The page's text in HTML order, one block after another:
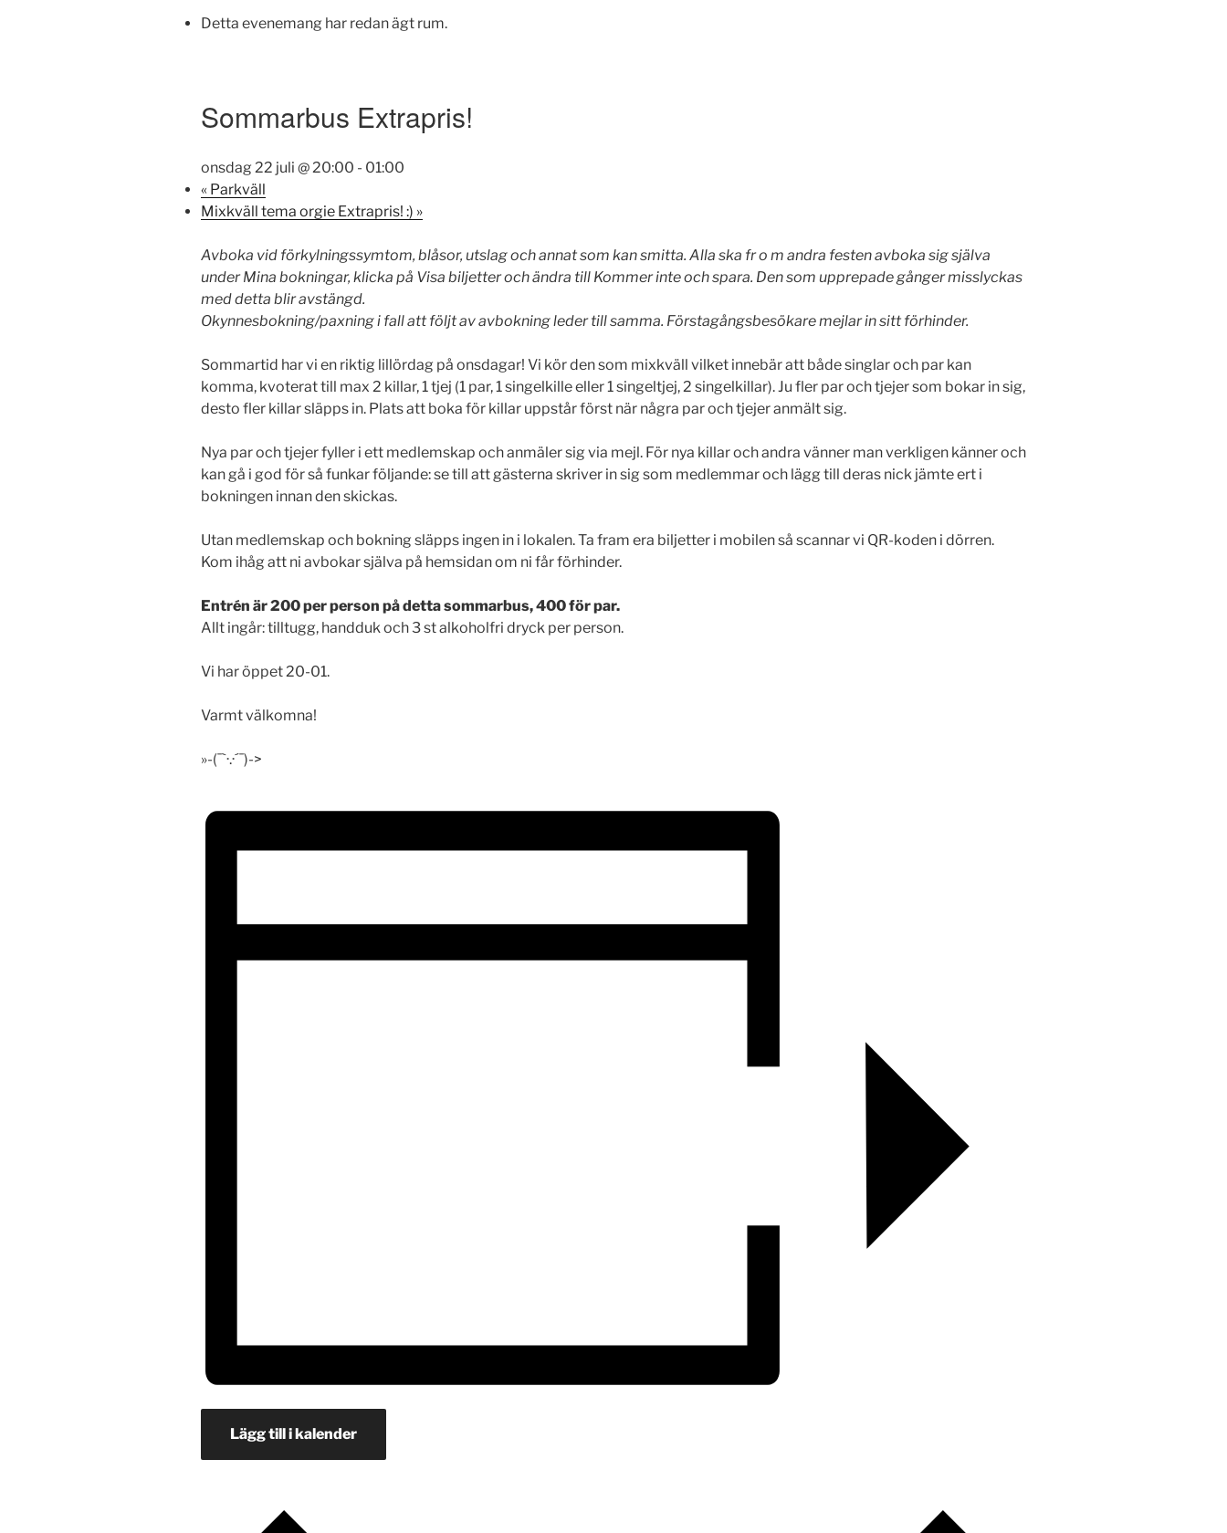
Detta evenemang har redan ägt rum.
Sommarbus Extrapris!
onsdag 22 juli @ 20:00 - 01:00
« Parkväll
Mixkväll tema orgie Extrapris! :) »
Avboka vid förkylningssymtom, blåsor, utslag och annat som kan smitta. Alla ska fr o m andra festen avboka sig själva
under Mina bokningar, klicka på Visa biljetter och ändra till Kommer inte och spara. Den som upprepade gånger misslyckas
med detta blir avstängd.
Okynnesbokning/paxning i fall att följt av avbokning leder till samma. Förstagångsbesökare mejlar in sitt förhinder.
Sommartid har vi en riktig lillördag på onsdagar! Vi kör den som mixkväll vilket innebär att både singlar och par kan
komma, kvoterat till max 2 killar, 1 tjej (1 par, 1 singelkille eller 1 singeltjej, 2 singelkillar). Ju fler par och tjejer som bokar in sig,
desto fler killar släpps in. Plats att boka för killar uppstår först när några par och tjejer anmält sig.
Nya par och tjejer fyller i ett medlemskap och anmäler sig via mejl. För nya killar och andra vänner man verkligen känner och
kan gå i god för så funkar följande: se till att gästerna skriver in sig som medlemmar och lägg till deras nick jämte ert i
bokningen innan den skickas.
Utan medlemskap och bokning släpps ingen in i lokalen. Ta fram era biljetter i mobilen så scannar vi QR-koden i dörren.
Kom ihåg att ni avbokar själva på hemsidan om ni får förhinder.
Entrén är 200 per person på detta sommarbus, 400 för par.
Allt ingår: tilltugg, handduk och 3 st alkoholfri dryck per person.
Vi har öppet 20-01.
Varmt välkomna!
»-(¯`·.·´¯)->
Lägg till i kalender